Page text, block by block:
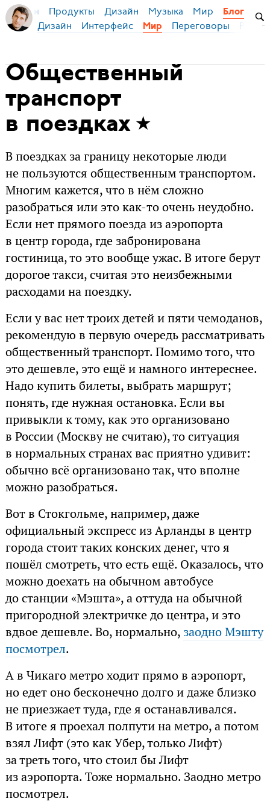
Бирман Продукты Дизайн Музыка Мир Блог
Дизайн Интерфейс Мир Переговоры
Общественный
транспорт
в поездках
В поездках за границу некоторые люди
не пользуются общественным транспортом.
Многим кажется, что в нём сложно
разобраться или это как-то очень неудобно.
Если нет прямого поезда из аэропорта
в центр города, где забронирована
гостиница, то это вообще ужас. В итоге берут
дорогое такси, считая это неизбежными
расходами на поездку.
Если у вас нет троих детей и пяти чемоданов,
рекомендую в первую очередь рассматривать
общественный транспорт. Помимо того, что
это дешевле, это ещё и намного интереснее.
Надо купить билеты, выбрать маршрут;
понять, где нужная остановка. Если вы
привыкли к тому, как это организовано
в России (Москву не считаю), то ситуация
в нормальных странах вас приятно удивит:
обычно всё организовано так, что вполне
можно разобраться.
Вот в Стокгольме, например, даже
официальный экспресс из Арланды в центр
города стоит таких конских денег, что я
пошёл смотреть, что есть ещё. Оказалось, что
можно доехать на обычном автобусе
до станции «Мэшта», а оттуда на обычной
пригородной электричке до центра, и это
вдвое дешевле. Во, нормально, заодно Мэшту
посмотрел.
А в Чикаго метро ходит прямо в аэропорт,
но едет оно бесконечно долго и даже близко
не приезжает туда, где я останавливался.
В итоге я проехал полпути на метро, а потом
взял Лифт (это как Убер, только Лифт)
за треть того, что стоил бы Лифт
из аэропорта. Тоже нормально. Заодно метро
посмотрел.